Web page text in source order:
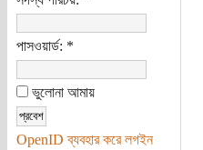
পাসওয়ার্ড: *
ভুলোনা আমায়
OpenID ব্যবহার করে লগইন